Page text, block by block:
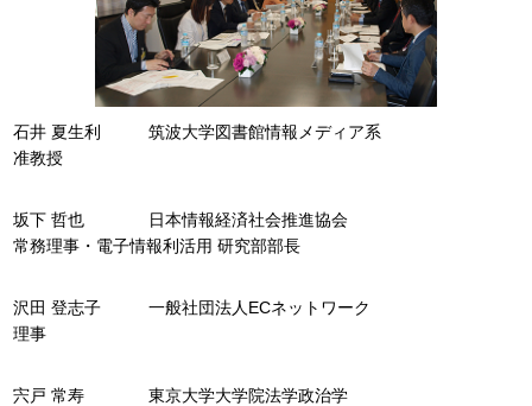
石井 夏生利
筑波大学図書館情報メディア系
准教授
坂下 哲也
日本情報経済社会推進協会
常務理事・電子情報利活用 研究部部長
沢田 登志子
一般社団法人ECネットワーク
理事
宍戸 常寿
東京大学大学院法学政治学